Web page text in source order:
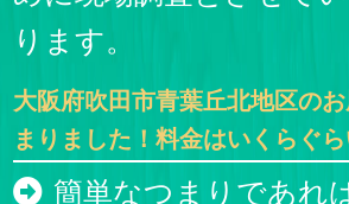
ります。
大阪府吹田市青葉丘北地区の
まりました！料金はいくらぐ
簡単なつまりであれ